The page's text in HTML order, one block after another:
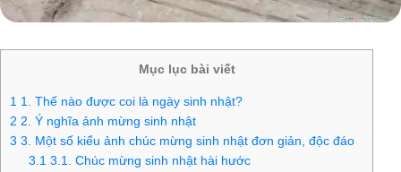
Mục lục bài viết
1 1. Thế nào được coi là ngày sinh nhật?
2 2. Ý nghĩa ảnh mừng sinh nhật
3 3. Một số kiểu ảnh chúc mừng sinh nhật đơn giản, độc đáo
3.1 3.1. Chúc mừng sinh nhật hài hước